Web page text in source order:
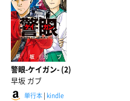
警眼-ケイガン- (2)
早坂 ガブ
単行本 | kindle